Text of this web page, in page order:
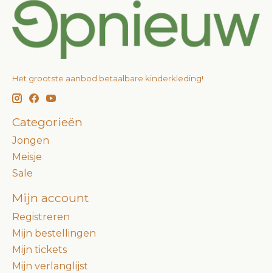
Het grootste aanbod betaalbare kinderkleding!
Categorieën
Jongen
Meisje
Sale
Mijn account
Registreren
Mijn bestellingen
Mijn tickets
Mijn verlanglijst